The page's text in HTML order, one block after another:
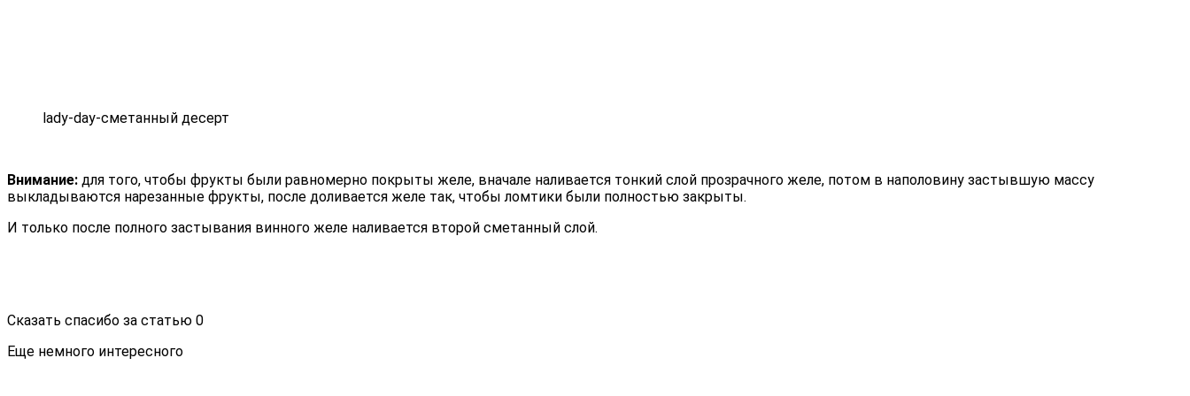
lady-day-сметанный десерт
Внимание: для того, чтобы фрукты были равномерно покрыты желе, вначале наливается тонкий слой прозрачного желе, потом в наполовину застывшую массу
выкладываются нарезанные фрукты, после доливается желе так, чтобы ломтики были полностью закрыты.
И только после полного застывания винного желе наливается второй сметанный слой.
Сказать спасибо за статью 0
Еще немного интересного